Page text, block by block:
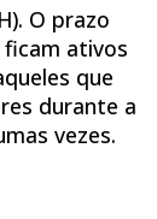
O prazo
ativos
que
durante a
vezes.